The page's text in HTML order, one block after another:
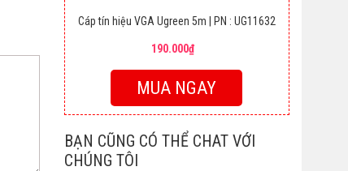
Cáp tín hiệu VGA Ugreen 5m | PN : UG11632
190.000₫
MUA NGAY
BẠN CŨNG CÓ THỂ CHAT VỚI
CHÚNG TÔI